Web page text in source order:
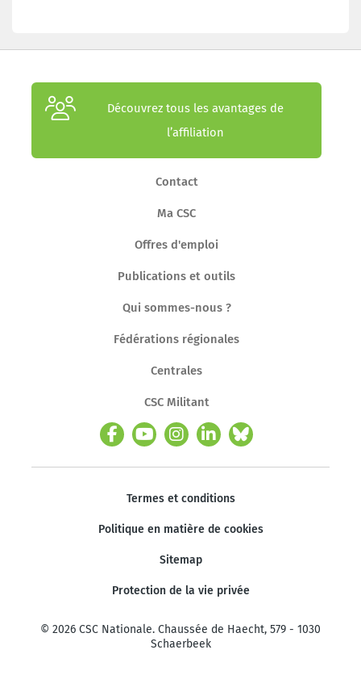
Découvrez tous les avantages de
l’affiliation
Contact
Ma CSC
Offres d'emploi
Publications et outils
Qui sommes-nous ?
Fédérations régionales
Centrales
CSC Militant
Termes et conditions
Politique en matière de cookies
Sitemap
Protection de la vie privée
© 2026 CSC Nationale. Chaussée de Haecht, 579 - 1030
Schaerbeek